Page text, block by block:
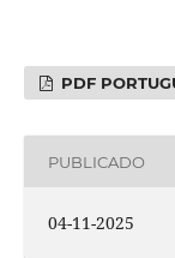
PDF
PUBLICADO
04-11-2025